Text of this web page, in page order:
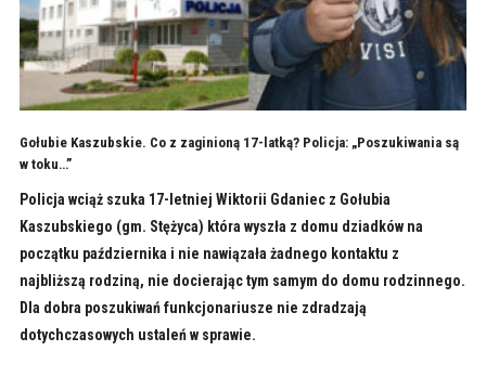
Gołubie Kaszubskie. Co z zaginioną 17-latką? Policja: „Poszukiwania są
w toku…”
Policja wciąż szuka 17-letniej Wiktorii Gdaniec z Gołubia
Kaszubskiego (gm. Stężyca) która wyszła z domu dziadków na
początku października i nie nawiązała żadnego kontaktu z
najbliższą rodziną, nie docierając tym samym do domu rodzinnego.
Dla dobra poszukiwań funkcjonariusze nie zdradzają
dotychczasowych ustaleń w sprawie.